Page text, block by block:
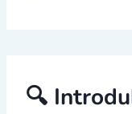
🔍